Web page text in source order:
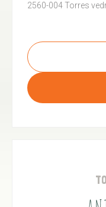
2560-004 Torres